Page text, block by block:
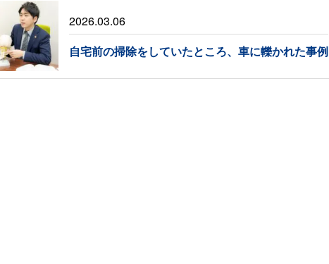
2026.03.06
自宅前の掃除をしていたところ、車に轢かれた事例